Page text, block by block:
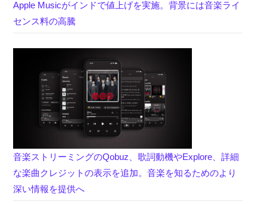
Apple Musicがインドで値上げを実施。背景には音楽ライ
センス料の高騰
音楽ストリーミングのQobuz、歌詞動機やExplore、詳細
な楽曲クレジットの表示を追加。音楽を知るためのより
深い情報を提供へ